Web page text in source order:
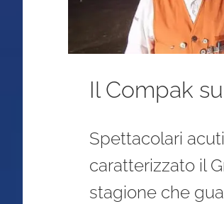
Il Compak
Spettacolari
caratterizzato il
stagione che